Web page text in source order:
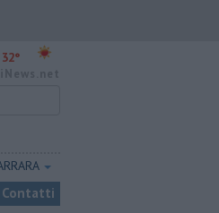
32°
Contatti